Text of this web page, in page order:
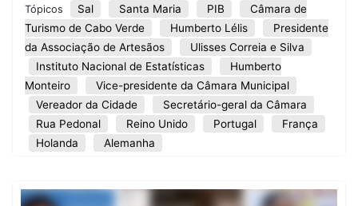
Tópicos Sal Santa Maria PIB
Câmara de
Turismo de Cabo Verde
Humberto Lélis
Presidente
da Associação de Artesãos
Ulisses Correia e Silva
Instituto Nacional de Estatísticas
Humberto
Monteiro
Vice-presidente da Câmara Municipal
Vereador da Cidade
Secretário-geral da Câmara
Rua Pedonal
Reino Unido Portugal
França
Holanda
Alemanha